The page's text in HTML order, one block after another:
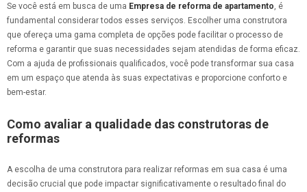
Se você está em busca de uma Empresa de reforma de apartamento, é
fundamental considerar todos esses serviços. Escolher uma construtora
que ofereça uma gama completa de opções pode facilitar o processo de
reforma e garantir que suas necessidades sejam atendidas de forma eficaz.
Com a ajuda de profissionais qualificados, você pode transformar sua casa
em um espaço que atenda às suas expectativas e proporcione conforto e
bem-estar.
Como avaliar a qualidade das construtoras de
reformas
A escolha de uma construtora para realizar reformas em sua casa é uma
decisão crucial que pode impactar significativamente o resultado final do